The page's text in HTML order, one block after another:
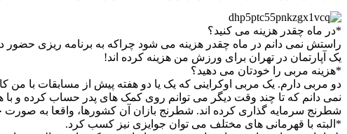
*در ماه چقدر هزینه می کنید؟
راستش نمی دانم در ماه چقدر هزینه می شود چراکه به برنامه ریزی حضور
یک آپارتمان در تهران برای ورزش من هزینه کرده اند!
*هزینه مربی را خودتان می دهید؟
دو مربی دارم. یک مربی اوکراینی که یک یا دو هفته پیش از مسابقات با
نمی دانم که تا چند وقت دیگر می توانم روی کمک های پدر حساب کرده و
شطرنج سرمایه گذاری کرده اند. شطرنج بازان آن کشورها، واقعا به
*البته با قهرمانی های مختلف می توان جوایزی نیز کسب کرد.